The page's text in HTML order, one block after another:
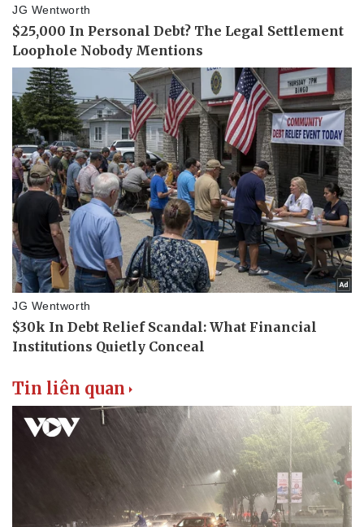
Ô tô - Xe máy
Tin liên quan